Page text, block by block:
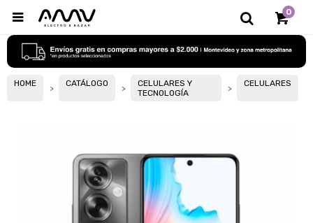
0

HOME CATÁLOGO
CELULARES Y
TECNOLOGÍA
CELULARES